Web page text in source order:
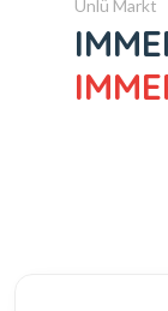
Ünlü Markt